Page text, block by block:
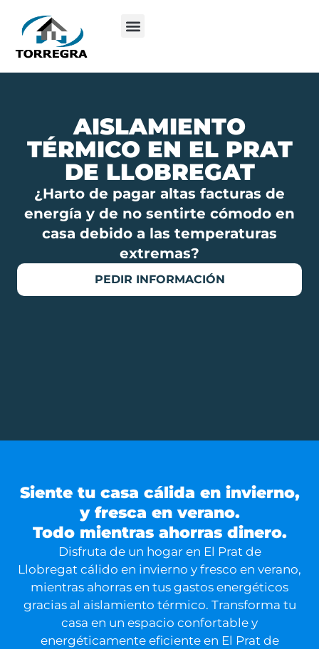
AISLAMIENTO
TÉRMICO EN EL PRAT
DE LLOBREGAT
¿Harto de pagar altas facturas de
energía y de no sentirte cómodo en
casa debido a las temperaturas
extremas?
PEDIR INFORMACIÓN
Siente tu casa cálida en invierno,
y fresca en verano.
Todo mientras ahorras dinero.
Disfruta de un hogar en El Prat de
Llobregat cálido en invierno y fresco en verano,
mientras ahorras en tus gastos energéticos
gracias al aislamiento térmico. Transforma tu
casa en un espacio confortable y
energéticamente eficiente en El Prat de